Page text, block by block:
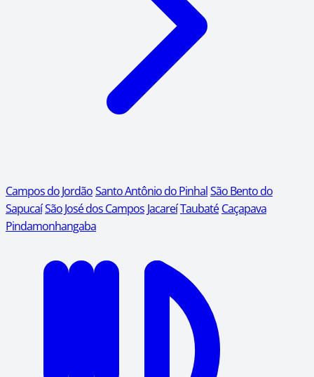
Campos do JordãoSanto Antônio do PinhalSão Bento do
SapucaíSão José dos Campos JacareíTaubaté Caçapava
Pindamonhangaba